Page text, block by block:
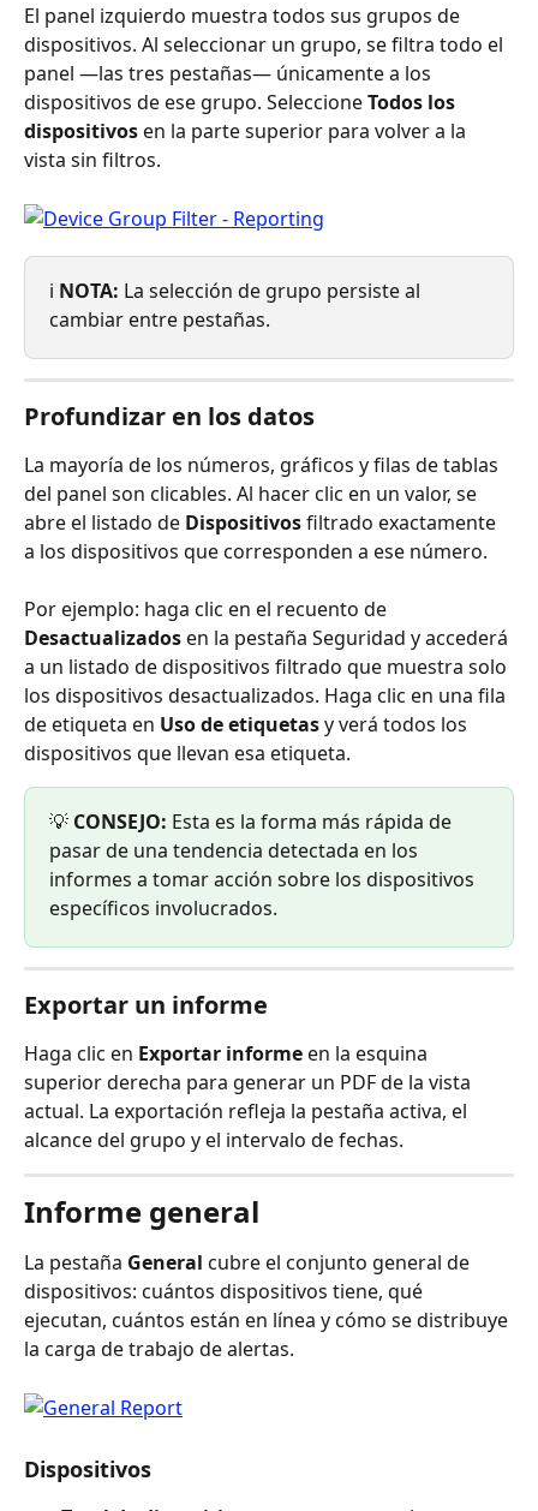
El panel izquierdo muestra todos sus grupos de
dispositivos. Al seleccionar un grupo, se filtra todo el
panel —las tres pestañas— únicamente a los
dispositivos de ese grupo. Seleccione Todos los
dispositivos en la parte superior para volver a la
vista sin filtros.
ℹ️ NOTA: La selección de grupo persiste al
cambiar entre pestañas.
Profundizar en los datos
La mayoría de los números, gráficos y filas de tablas
del panel son clicables. Al hacer clic en un valor, se
abre el listado de Dispositivos filtrado exactamente
a los dispositivos que corresponden a ese número.
Por ejemplo: haga clic en el recuento de
Desactualizados en la pestaña Seguridad y accederá
a un listado de dispositivos filtrado que muestra solo
los dispositivos desactualizados. Haga clic en una fila
de etiqueta en Uso de etiquetas y verá todos los
dispositivos que llevan esa etiqueta.
💡 CONSEJO: Esta es la forma más rápida de
pasar de una tendencia detectada en los
informes a tomar acción sobre los dispositivos
específicos involucrados.
Exportar un informe
Haga clic en Exportar informe en la esquina
superior derecha para generar un PDF de la vista
actual. La exportación refleja la pestaña activa, el
alcance del grupo y el intervalo de fechas.
Informe general
La pestaña General cubre el conjunto general de
dispositivos: cuántos dispositivos tiene, qué
ejecutan, cuántos están en línea y cómo se distribuye
la carga de trabajo de alertas.
Dispositivos